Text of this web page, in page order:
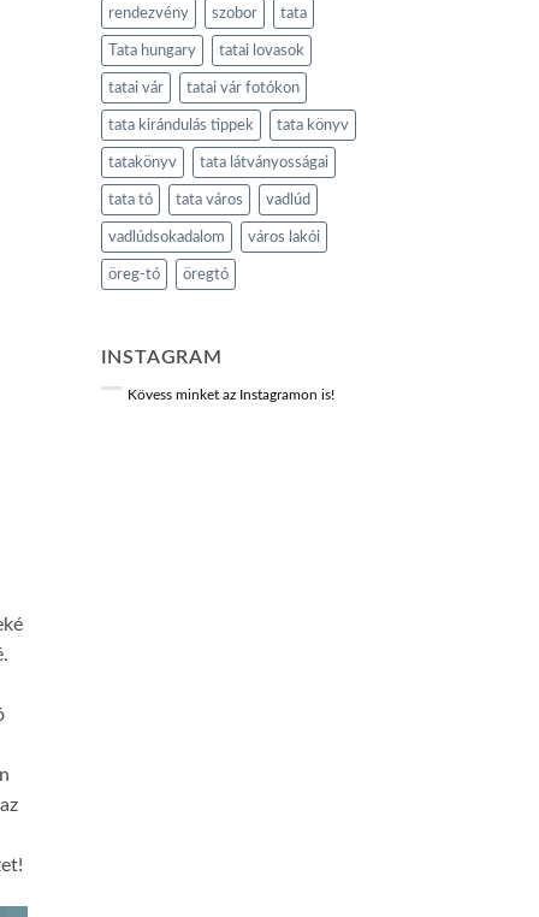
rendezvény szobor tata
Tata hungary tatai lovasok
tatai vár tatai vár fotókon
tata kirándulás tippek tata könyv
tatakönyv tata látványosságai
tata tó tata város vadlúd
vadlúdsokadalom város lakói
öreg-tó öregtó
INSTAGRAM
Kövess minket az Instagramon is!